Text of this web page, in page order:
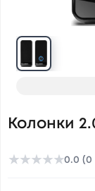
Колонки
★★★★★0.0 (0